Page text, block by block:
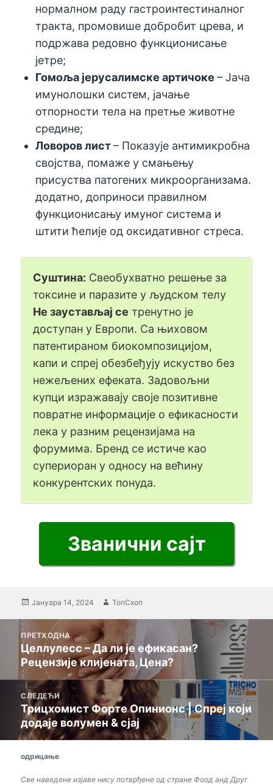
нормалном раду гастроинтестиналног
тракта, промовише добробит црева, и
подржава редовно функционисање
јетре;
Гомоља јерусалимске артичоке– Јача
имунолошки систем, јачање
отпорности тела на претње животне
средине;
Ловоров лист– Показује антимикробна
својства, помаже у смањењу
присуства патогених микроорганизама.
додатно, доприноси правилном
функционисању имуног система и
штити ћелије од оксидативног стреса.
Суштина: Свеобухватно решење за
токсине и паразите у људском телу
Не заустављај се тренутно је
доступан у Европи. Са њиховом
патентираном биокомпозицијом,
капи и спреј обезбеђују искуство без
нежељених ефеката. Задовољни
купци изражавају своје позитивне
повратне информације о ефикасности
лека у разним рецензијама на
форумима. Бренд се истиче као
супериоран у односу на већину
конкурентских понуда.
Званични сајт
Објављено
Јануара 14, 2024 Аутор
ТопСхоп
Порука
оријентација
ПРЕТХОДНА
Претходни
пост:
Целлулесс – Да ли је ефикасан?
Рецензије клијената, Цена?
СЛЕДЕЋИ
Следећа
порука:
Трицхомист Форте Опинионс | Спреј који
додаје волумен & сјај
одрицање
Све наведене изјаве нису потврђене од стране Фоод анд Друг